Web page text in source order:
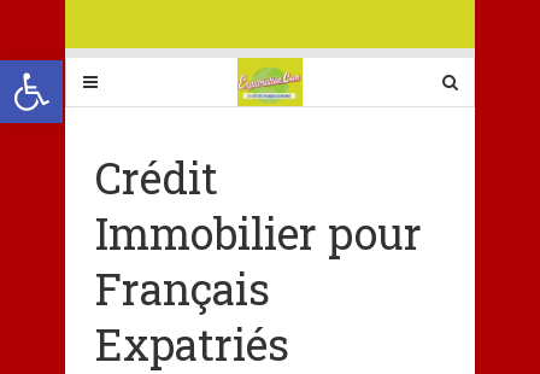
Ouvrir la barre d’outils
Crédit
Immobilier pour
Français
Expatriés